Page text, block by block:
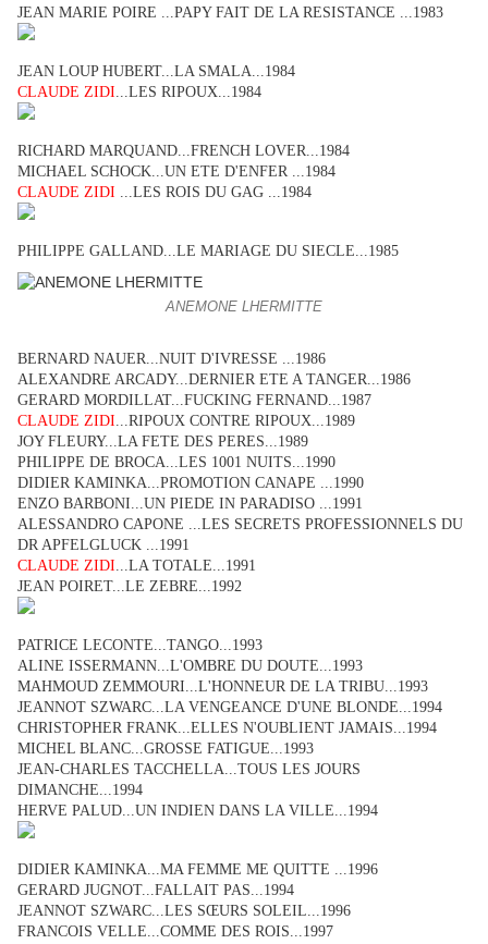
JEAN MARIE POIRE ...PAPY FAIT DE LA RESISTANCE ...1983
JEAN LOUP HUBERT...LA SMALA...1984
CLAUDE ZIDI...LES RIPOUX...1984
RICHARD MARQUAND...FRENCH LOVER...1984
MICHAEL SCHOCK...UN ETE D'ENFER ...1984
CLAUDE ZIDI ...LES ROIS DU GAG ...1984
PHILIPPE GALLAND...LE MARIAGE DU SIECLE...1985
ANEMONE LHERMITTE
BERNARD NAUER...NUIT D'IVRESSE ...1986
ALEXANDRE ARCADY...DERNIER ETE A TANGER...1986
GERARD MORDILLAT...FUCKING FERNAND...1987
CLAUDE ZIDI...RIPOUX CONTRE RIPOUX...1989
JOY FLEURY...LA FETE DES PERES...1989
PHILIPPE DE BROCA...LES 1001 NUITS...1990
DIDIER KAMINKA...PROMOTION CANAPE ...1990
ENZO BARBONI...UN PIEDE IN PARADISO ...1991
ALESSANDRO CAPONE ...LES SECRETS PROFESSIONNELS DU
DR APFELGLUCK ...1991
CLAUDE ZIDI...LA TOTALE...1991
JEAN POIRET...LE ZEBRE...1992
PATRICE LECONTE...TANGO...1993
ALINE ISSERMANN...L'OMBRE DU DOUTE...1993
MAHMOUD ZEMMOURI...L'HONNEUR DE LA TRIBU...1993
JEANNOT SZWARC...LA VENGEANCE D'UNE BLONDE...1994
CHRISTOPHER FRANK...ELLES N'OUBLIENT JAMAIS...1994
MICHEL BLANC...GROSSE FATIGUE...1993
JEAN-CHARLES TACCHELLA...TOUS LES JOURS
DIMANCHE...1994
HERVE PALUD...UN INDIEN DANS LA VILLE...1994
DIDIER KAMINKA...MA FEMME ME QUITTE ...1996
GERARD JUGNOT...FALLAIT PAS...1994
JEANNOT SZWARC...LES SŒURS SOLEIL...1996
FRANCOIS VELLE...COMME DES ROIS...1997